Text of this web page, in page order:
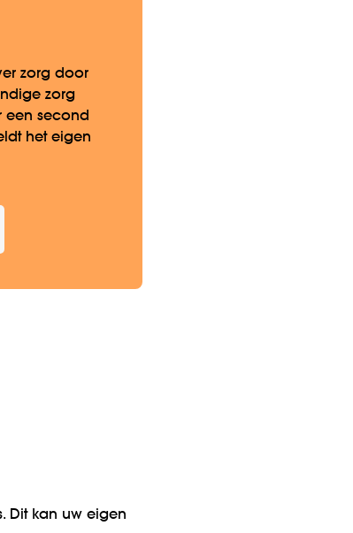
zorg door
zorg
een second
het eigen
Dit kan uw eigen